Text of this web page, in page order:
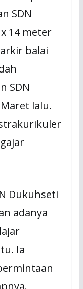
SDN
14 meter
balai
SDN
lalu.
Dukuhseti
adanya
Ia